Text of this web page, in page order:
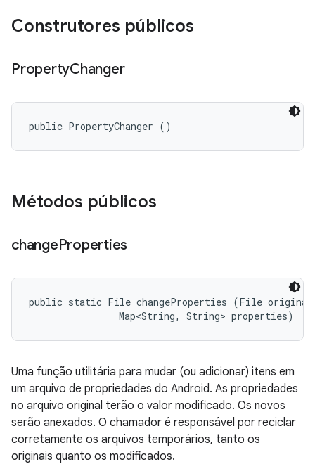
Construtores públicos
PropertyChanger
public PropertyChanger ()
Métodos públicos
changeProperties
public static File changeProperties (File
                Map<String, String> properties)
Uma função utilitária para mudar (ou adicionar) itens em
um arquivo de propriedades do Android. As propriedades
no arquivo original terão o valor modificado. Os novos
serão anexados. O chamador é responsável por reciclar
corretamente os arquivos temporários, tanto os
originais quanto os modificados.